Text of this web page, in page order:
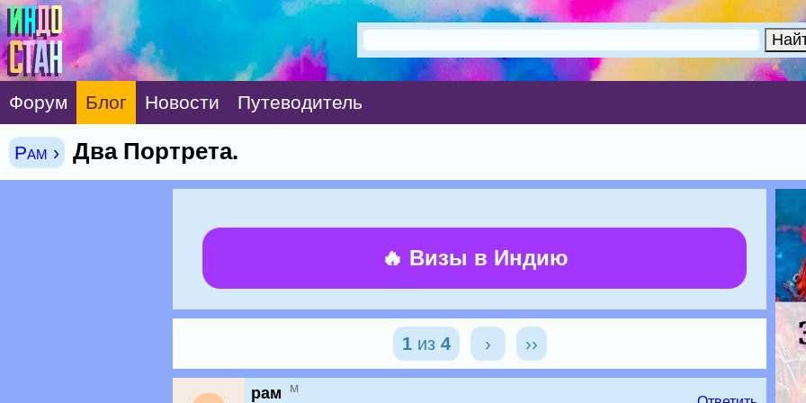
Форум Блог Новости Путеводитель
Рам › Два Портрета.
🔥 Визы в Индию
1из 4 › ››
рам
м